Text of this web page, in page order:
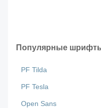
Популярные
PF Tilda
PF Tesla
Open Sans